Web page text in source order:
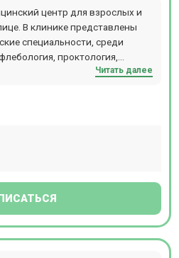
центр для взрослых и
В клинике представлены
специальности, среди
проктология,
коррекция веса,Читать далее